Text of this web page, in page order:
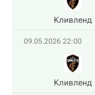
Кливленд
09.05.2026 22:00
Кливленд